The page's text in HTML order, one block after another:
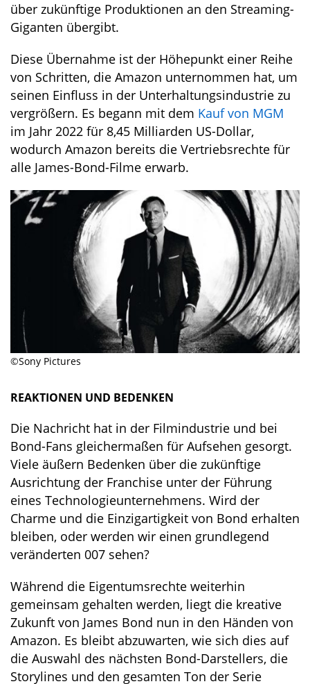
über zukünftige Produktionen an den Streaming-
Giganten übergibt.
Diese Übernahme ist der Höhepunkt einer Reihe
von Schritten, die Amazon unternommen hat, um
seinen Einfluss in der Unterhaltungsindustrie zu
vergrößern. Es begann mit dem Kauf von MGM
im Jahr 2022 für 8,45 Milliarden US-Dollar,
wodurch Amazon bereits die Vertriebsrechte für
alle James-Bond-Filme erwarb.
©Sony Pictures
REAKTIONEN UND BEDENKEN
Die Nachricht hat in der Filmindustrie und bei
Bond-Fans gleichermaßen für Aufsehen gesorgt.
Viele äußern Bedenken über die zukünftige
Ausrichtung der Franchise unter der Führung
eines Technologieunternehmens. Wird der
Charme und die Einzigartigkeit von Bond erhalten
bleiben, oder werden wir einen grundlegend
veränderten 007 sehen?
Während die Eigentumsrechte weiterhin
gemeinsam gehalten werden, liegt die kreative
Zukunft von James Bond nun in den Händen von
Amazon. Es bleibt abzuwarten, wie sich dies auf
die Auswahl des nächsten Bond-Darstellers, die
Storylines und den gesamten Ton der Serie